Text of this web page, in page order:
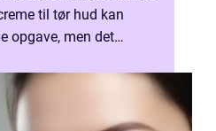
til tør hud kan
opgave, men det